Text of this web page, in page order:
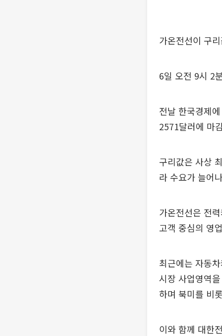
가온전선이 구
6일 오전 9시 2
전날 한국경제
2571달러에 마
구리값은 사상
라 수요가 늘어
가온전선은 전
고객 중심의 영
최근에는 자동
시장 사업영역
하며 북미를 비
이와 함께 대한